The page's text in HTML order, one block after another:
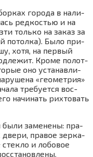
горо­да в нали­
ред­ко­стью и на
толь­ко на заказ за
потол­ка). Было при­
хотя, на пер­вый
Кро­ме полот­
оно уста­нав­ли­
«гео­мет­рия»
тре­бу­ет­ся вос­
начи­нать рих­то­вать
были заме­не­ны: пра­
пра­вое зер­ка­
стек­ло и лобо­вое